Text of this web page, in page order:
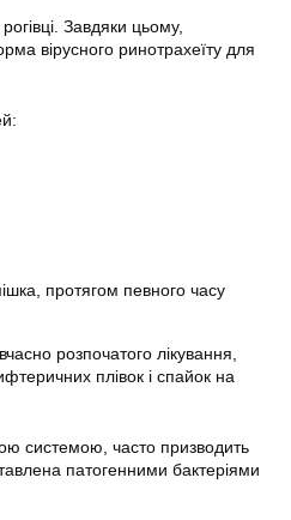
Завдяки цьому,
вірусного ринотрахеїту для
протягом певного часу
розпочатого лікування,
плівок і спайок на
системою, часто призводить
патогенними бактеріями